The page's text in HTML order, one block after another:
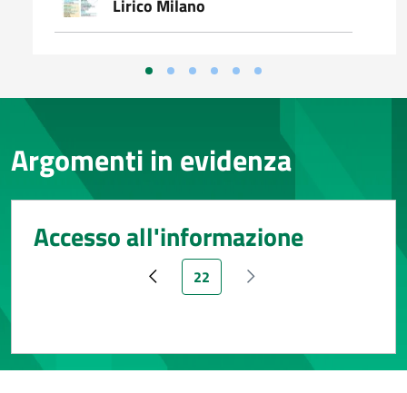
Lirico Milano
Argomenti in evidenza
Accesso all'informazione
Pagina precedente
Pagina attuale
22 Pagina successiva